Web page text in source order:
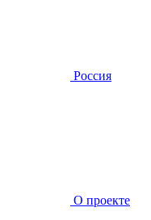
Россия
О проекте